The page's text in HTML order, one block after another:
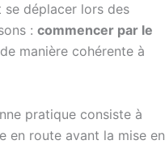
se déplacer lors des
: commencer par le
manière cohérente à
pratique consiste à
en route avant la mise en